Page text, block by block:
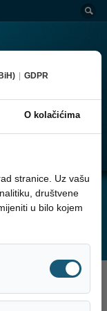
ZA
GDPR
O kolačićima
stranice. Uz vašu
društvene
u bilo kojem
Tehnički